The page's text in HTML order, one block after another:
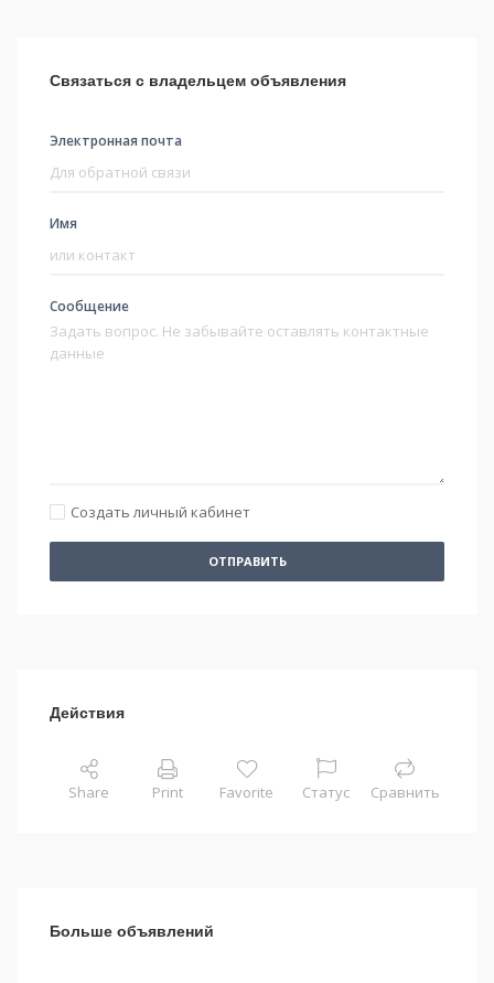
Связаться с владельцем объявления
Электронная почта
Имя
Сообщение
Создать личный кабинет
ОТПРАВИТЬ
Действия
Share Print Favorite Статус Сравнить
Больше объявлений